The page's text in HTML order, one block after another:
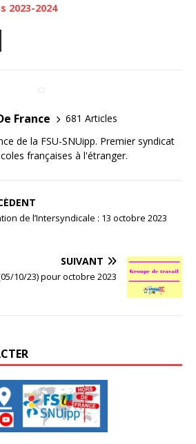
2023-2024
France
681 Articles
de la FSU-SNUipp. Premier syndicat
françaises à l'étranger.
de l’Intersyndicale : 13 octobre 2023
SUIVANT
10/23) pour octobre 2023